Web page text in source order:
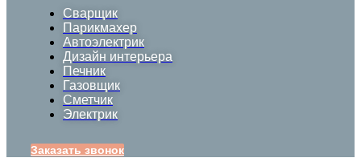
Сварщик
Парикмахер
Автоэлектрик
Дизайн интерьера
Печник
Газовщик
Сметчик
Электрик
Заказать звонок